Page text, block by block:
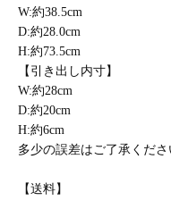
W:約38.5cm
D:約28.0cm
H:約73.5cm
【引き出し内寸】
W:約28cm
D:約20cm
H:約6cm
多少の誤差はご了承くださ
【送料】